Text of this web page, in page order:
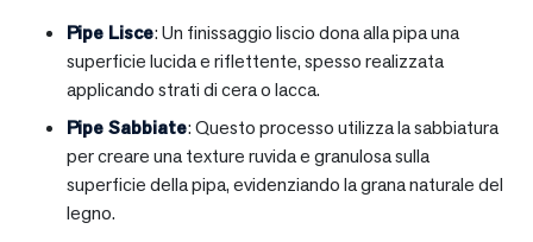
Pipe Lisce: Un finissaggio liscio dona alla pipa una
superficie lucida e riflettente, spesso realizzata
applicando strati di cera o lacca.
Pipe Sabbiate: Questo processo utilizza la sabbiatura
per creare una texture ruvida e granulosa sulla
superficie della pipa, evidenziando la grana naturale del
legno.